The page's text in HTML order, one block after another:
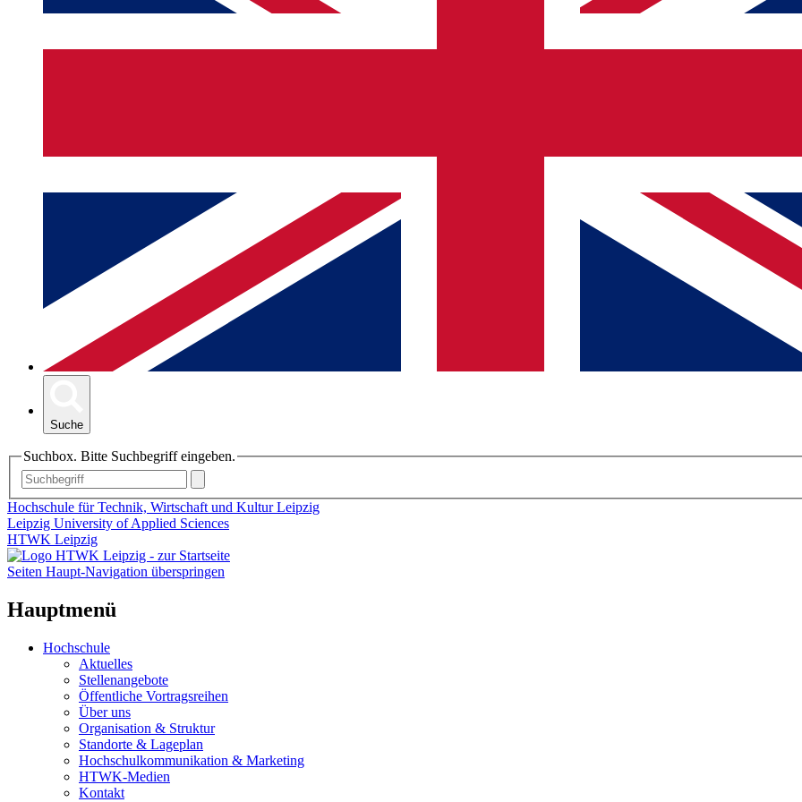
Suche
Suchbox. Bitte Suchbegriff eingeben.
Hochschule für Technik, Wirtschaft und Kultur Leipzig
Leipzig University of Applied Sciences
HTWK Leipzig
Seiten Haupt-Navigation überspringen
Hauptmenü
Hochschule
Aktuelles
Stellenangebote
Öffentliche Vortragsreihen
Über uns
Organisation & Struktur
Standorte & Lageplan
Hochschulkommunikation & Marketing
HTWK-Medien
Kontakt